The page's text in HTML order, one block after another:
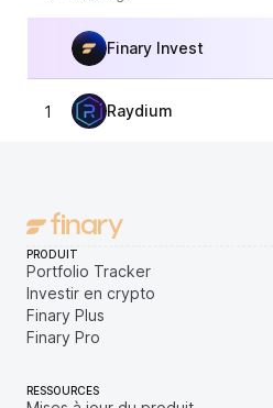
Finary Invest
1 Raydium
PRODUIT
Portfolio Tracker
Investir en crypto
Finary Plus
Finary Pro
RESSOURCES